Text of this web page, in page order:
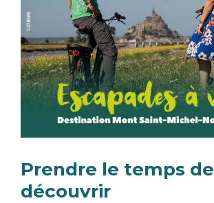
Prendre le temps de
découvrir